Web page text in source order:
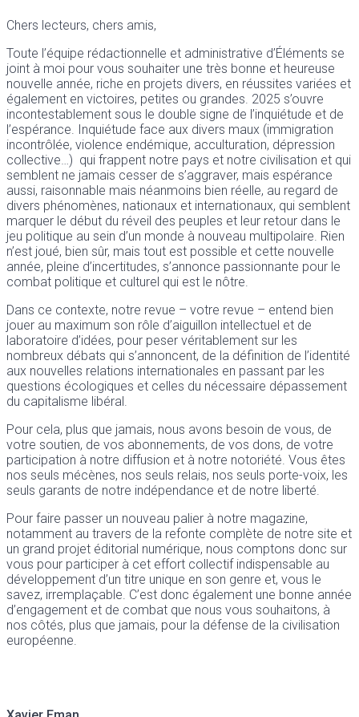
Chers lecteurs, chers amis,
Toute l’équipe rédactionnelle et administrative d’Éléments se
joint à moi pour vous souhaiter une très bonne et heureuse
nouvelle année, riche en projets divers, en réussites variées et
également en victoires, petites ou grandes. 2025 s’ouvre
incontestablement sous le double signe de l’inquiétude et de
l’espérance. Inquiétude face aux divers maux (immigration
incontrôlée, violence endémique, acculturation, dépression
collective…) qui frappent notre pays et notre civilisation et qui
semblent ne jamais cesser de s’aggraver, mais espérance
aussi, raisonnable mais néanmoins bien réelle, au regard de
divers phénomènes, nationaux et internationaux, qui semblent
marquer le début du réveil des peuples et leur retour dans le
jeu politique au sein d’un monde à nouveau multipolaire. Rien
n’est joué, bien sûr, mais tout est possible et cette nouvelle
année, pleine d’incertitudes, s’annonce passionnante pour le
combat politique et culturel qui est le nôtre.
Dans ce contexte, notre revue – votre revue – entend bien
jouer au maximum son rôle d’aiguillon intellectuel et de
laboratoire d’idées, pour peser véritablement sur les
nombreux débats qui s’annoncent, de la définition de l’identité
aux nouvelles relations internationales en passant par les
questions écologiques et celles du nécessaire dépassement
du capitalisme libéral.
Pour cela, plus que jamais, nous avons besoin de vous, de
votre soutien, de vos abonnements, de vos dons, de votre
participation à notre diffusion et à notre notoriété. Vous êtes
nos seuls mécènes, nos seuls relais, nos seuls porte-voix, les
seuls garants de notre indépendance et de notre liberté.
Pour faire passer un nouveau palier à notre magazine,
notamment au travers de la refonte complète de notre site et
un grand projet éditorial numérique, nous comptons donc sur
vous pour participer à cet effort collectif indispensable au
développement d’un titre unique en son genre et, vous le
savez, irremplaçable. C’est donc également une bonne année
d’engagement et de combat que nous vous souhaitons, à
nos côtés, plus que jamais, pour la défense de la civilisation
européenne.